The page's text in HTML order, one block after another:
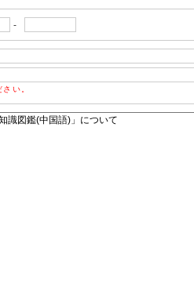
-
い。